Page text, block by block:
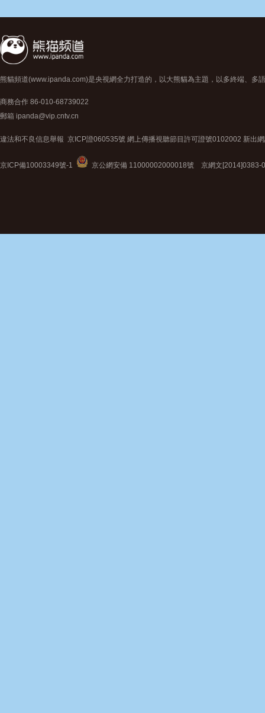
熊貓頻道(www.ipanda.com)是央視網全力打造的，以大熊貓為主題，以多終端、多
商務合作 86-010-68739022
郵箱 ipanda@vip.cntv.cn
違法和不良信息舉報 京ICP證060535號 網上傳播視聽節目許可證號0102002 新出
京ICP備10003349號-1 京公網安備 11000002000018號 京網文[2014]0383-